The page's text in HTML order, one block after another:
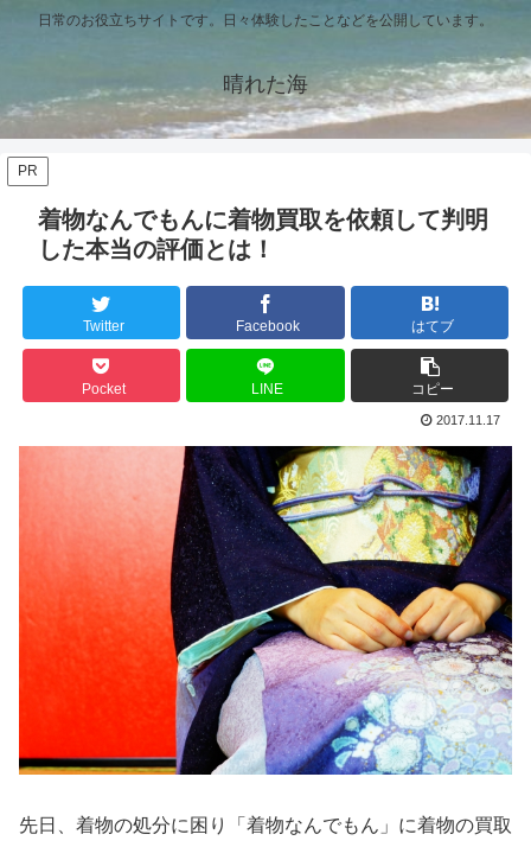
日常のお役立ちサイトです。日々体験したことなどを公開しています。
晴れた海
PR
着物なんでもんに着物買取を依頼して判明
した本当の評価とは！
Twitter Facebook はてブ
Pocket LINE コピー
2017.11.17
先日、着物の処分に困り「着物なんでもん」に着物の買取